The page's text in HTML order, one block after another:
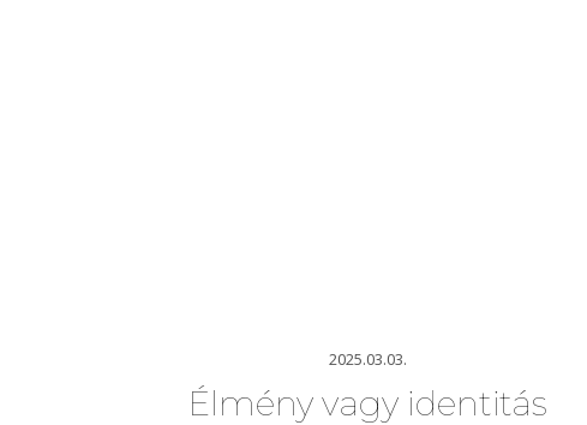
2025.03.03.
Élmény vagy identitás